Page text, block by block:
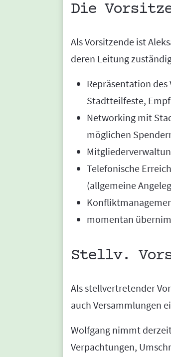
Die
Als Vorsitzende ist
deren Leitung
Repräsentation
Stadtteilfeste,
Networking mit
möglichen
Telefonische
(allgemeine
momentan
Stellv.
Als stellvertretender
auch Versammlungen
Wolfgang nimmt
Verpachtungen,